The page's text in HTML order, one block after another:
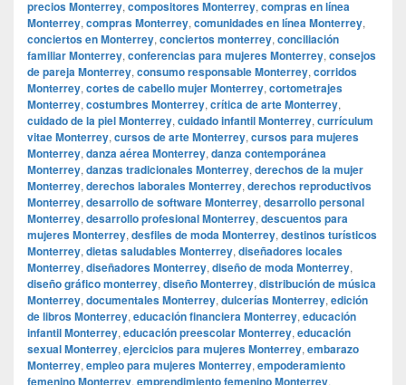
precios Monterrey, compositores Monterrey, compras en línea
Monterrey, compras Monterrey, comunidades en línea Monterrey,
conciertos en Monterrey, conciertos monterrey, conciliación
familiar Monterrey, conferencias para mujeres Monterrey, consejos
de pareja Monterrey, consumo responsable Monterrey, corridos
Monterrey, cortes de cabello mujer Monterrey, cortometrajes
Monterrey, costumbres Monterrey, crítica de arte Monterrey,
cuidado de la piel Monterrey, cuidado infantil Monterrey, currículum
vitae Monterrey, cursos de arte Monterrey, cursos para mujeres
Monterrey, danza aérea Monterrey, danza contemporánea
Monterrey, danzas tradicionales Monterrey, derechos de la mujer
Monterrey, derechos laborales Monterrey, derechos reproductivos
Monterrey, desarrollo de software Monterrey, desarrollo personal
Monterrey, desarrollo profesional Monterrey, descuentos para
mujeres Monterrey, desfiles de moda Monterrey, destinos turísticos
Monterrey, dietas saludables Monterrey, diseñadores locales
Monterrey, diseñadores Monterrey, diseño de moda Monterrey,
diseño gráfico monterrey, diseño Monterrey, distribución de música
Monterrey, documentales Monterrey, dulcerías Monterrey, edición
de libros Monterrey, educación financiera Monterrey, educación
infantil Monterrey, educación preescolar Monterrey, educación
sexual Monterrey, ejercicios para mujeres Monterrey, embarazo
Monterrey, empleo para mujeres Monterrey, empoderamiento
femenino Monterrey, emprendimiento femenino Monterrey,